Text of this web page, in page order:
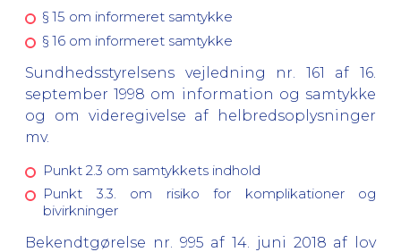
§ 15 om informeret samtykke
§ 16 om informeret samtykke
Sundhedsstyrelsens vejledning nr. 161 af 16.
september 1998 om information og samtykke
og om videregivelse af helbredsoplysninger
mv.
Punkt 2.3 om samtykkets indhold
Punkt 3.3. om risiko for komplikationer og
bivirkninger
Bekendtgørelse nr. 995 af 14. juni 2018 af lov